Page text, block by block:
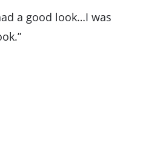
a good look…I was